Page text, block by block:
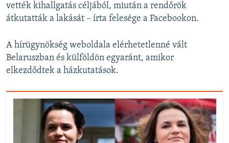
vették kihallgatás céljából, miután a rendőrök
átkutatták a lakását – írta felesége a Facebookon.
A hírügynökség weboldala elérhetetlenné vált
Belaruszban és külföldön egyaránt, amikor
elkezdődtek a házkutatások.